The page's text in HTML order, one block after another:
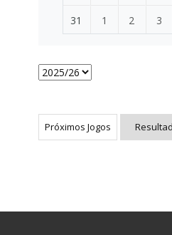
31 1 2 3
Próximos Jogos